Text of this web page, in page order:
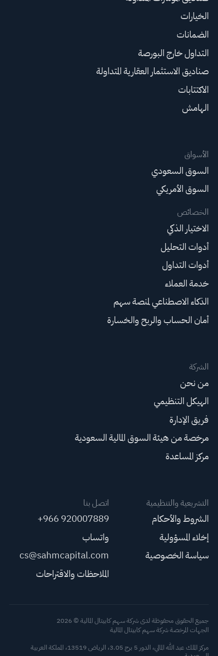
الخيارات
الضمانات
التداول خارج البورصة
صناديق الاستثمار العقارية المتداولة
الاكتتابات
الهامش
الأسواق
السوق السعودي
السوق الأمريكي
الخصائص
الاختيار الذكي
أدوات التحليل
أدوات التداول
خدمة العملاء
الذكاء الاصطناعي لمنصة سهم
أمان الحساب والربح والخسارة
الشركة
من نحن
الهيكل التنظيمي
فريق الإدارة
مرخصة من هيئة السوق المالية السعودية
مركز المساعدة
التشريعية والتنظيمية
الشروط والأحكام
إخلاء المسؤولية
سياسة الخصوصية
اتصل بنا
+966 920007889
واتساب
cs@sahmcapital.com
الملاحظات والاقتراحات
جميع الحقوق محفوظة لدى شركة سهم كابيتال المالية © 2026
الجهات المرخصة شركة سهم كابيتال المالية
مركز الملك عبد الله المالي، الدور 5 برج 3.05، الرياض 13519، المملكة العربية